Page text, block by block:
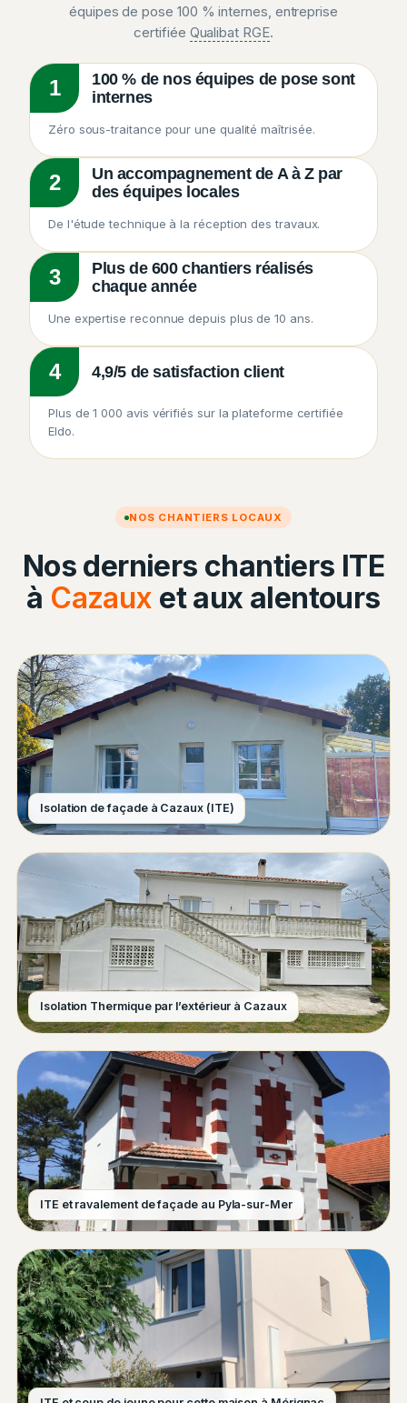
équipes de pose 100 % internes, entreprise
certifiée Qualibat RGE.
1
100 % de nos équipes de pose sont
internes
Zéro sous-traitance pour une qualité maîtrisée.
2
Un accompagnement de A à Z par
des équipes locales
De l'étude technique à la réception des travaux.
3
Plus de 600 chantiers réalisés
chaque année
Une expertise reconnue depuis plus de 10 ans.
4 4,9/5 de satisfaction client
Plus de 1 000 avis vérifiés sur la plateforme certifiée
Eldo.
NOS CHANTIERS LOCAUX
Nos derniers chantiers ITE
à Cazaux et aux alentours
Isolation de façade à Cazaux (ITE)
Isolation Thermique par l’extérieur à Cazaux
ITE et ravalement de façade au Pyla-sur-Mer